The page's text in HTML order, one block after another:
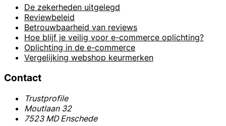
De zekerheden uitgelegd
Reviewbeleid
Betrouwbaarheid van reviews
Hoe blijf je veilig voor e-commerce oplichting?
Oplichting in de e-commerce
Vergelijking webshop keurmerken
Contact
Trustprofile
Moutlaan 32
7523 MD Enschede